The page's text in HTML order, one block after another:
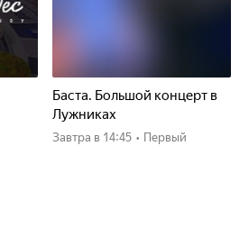
Баста. Большой концерт в
Лужниках
Завтра в 14:45 • Первый